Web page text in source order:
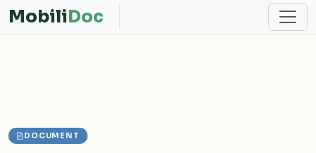
MobiliDoc
DOCUMENT